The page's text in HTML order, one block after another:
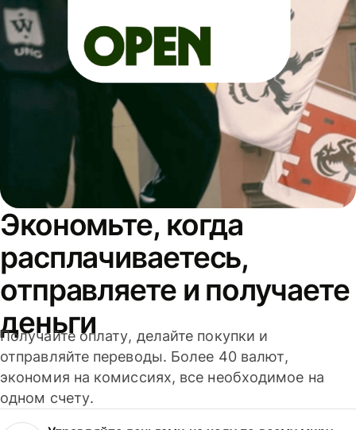
Экономьте, когда
расплачиваетесь,
отправляете и получаете
деньги
Получайте оплату, делайте покупки и
отправляйте переводы. Более 40 валют,
экономия на комиссиях, все необходимое на
одном счету.